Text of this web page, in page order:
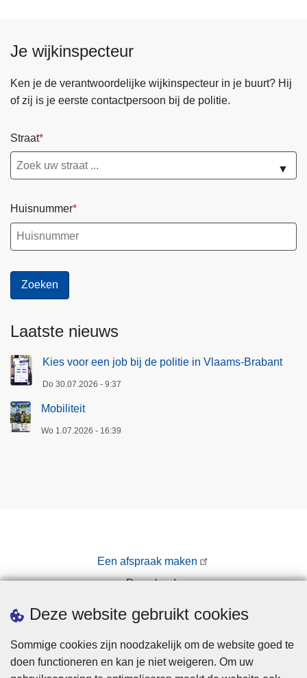
Deze website gebruikt cookies
Sommige cookies zijn noodzakelijk om de website goed te
doen functioneren en kan je niet weigeren. Om uw
Je wijkinspecteur
Ken je de verantwoordelijke wijkinspecteur in je buurt? Hij
of zij is je eerste contactpersoon bij de politie.
Straat
▼
Huisnummer
Laatste nieuws
Kies voor een job bij de politie in Vlaams-Brabant
Do 30.07.2026 - 9:37
Mobiliteit
Wo 1.07.2026 - 16:39
Een afspraak maken
Downloads